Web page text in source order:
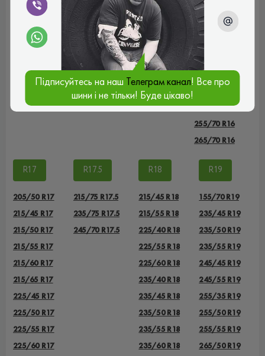
235/75 R15
215/70 R16
225/55 R16
225/75 R16
225/75 R16С
235/60 R16
235/70 R16
255/70 R16
265/70 R16
R17
205/50 R17
215/45 R17
215/50 R17
215/55 R17
215/60 R17
215/65 R17
225/45 R17
225/50 R17
225/55 R17
225/60 R17
R17.5
215/75 R17.5
235/75 R17.5
245/70 R17.5
R18
215/45 R18
215/55 R18
225/40 R18
225/55 R18
225/60 R18
235/40 R18
235/45 R18
235/50 R18
235/55 R18
235/60 R18
R19
155/70 R19
235/45 R19
235/50 R19
235/55 R19
245/45 R19
245/55 R19
255/35 R19
255/50 R19
255/55 R19
265/50 R19
Підписуйтесь на наш Телеграм канал! Все про
шини і не тільки! Буде цікаво!